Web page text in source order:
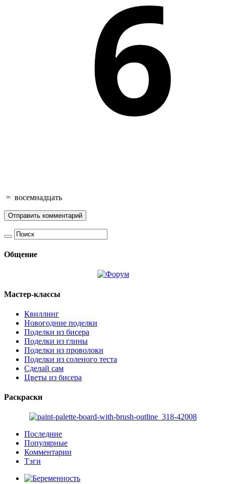
= восемнадцать
Общение
Мастер-классы
Квиллинг
Новогодние поделки
Поделки из бисера
Поделки из глины
Поделки из проволоки
Поделки из соленого теста
Сделай сам
Цветы из бисера
Раскраски
Последние
Популярные
Комментарии
Тэги